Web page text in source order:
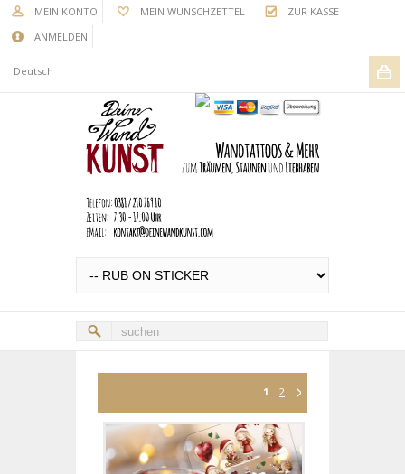
MEIN KONTO MEIN WUNSCHZETTEL
ZUR KASSE
ANMELDEN
Deutsch
1 2